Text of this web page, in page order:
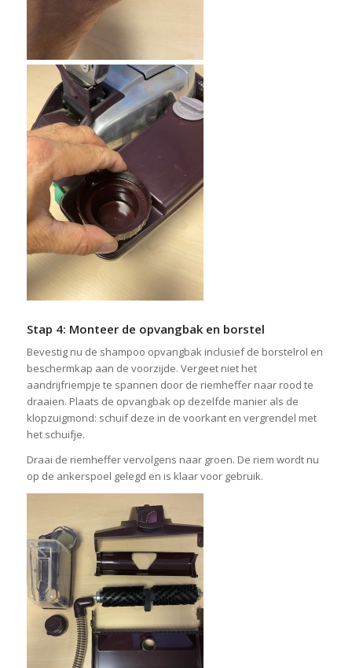
Stap 4: Monteer de opvangbak en borstel
Bevestig nu de shampoo opvangbak inclusief de borstelrol en
beschermkap aan de voorzijde. Vergeet niet het
aandrijfriempje te spannen door de riemheffer naar rood te
draaien. Plaats de opvangbak op dezelfde manier als de
klopzuigmond: schuif deze in de voorkant en vergrendel met
het schuifje.
Draai de riemheffer vervolgens naar groen. De riem wordt nu
op de ankerspoel gelegd en is klaar voor gebruik.